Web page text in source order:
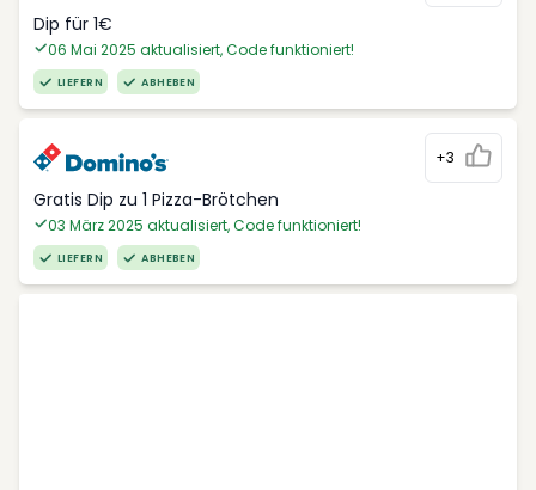
Dip für 1€
06 Mai 2025 aktualisiert, Code funktioniert!
LIEFERN ABHEBEN
+3
Gratis Dip zu 1 Pizza-Brötchen
03 März 2025 aktualisiert, Code funktioniert!
LIEFERN ABHEBEN